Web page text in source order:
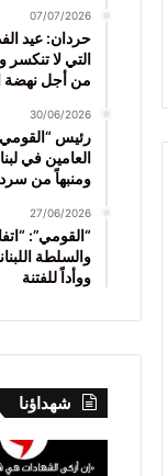
07/07/2026
التي لا
من أجل نهضة
30/06/2026
رئيس
العامين في
ومنبهاً من
27/06/2026
والسلطة
ووأداً للفتنة
شهداؤنا